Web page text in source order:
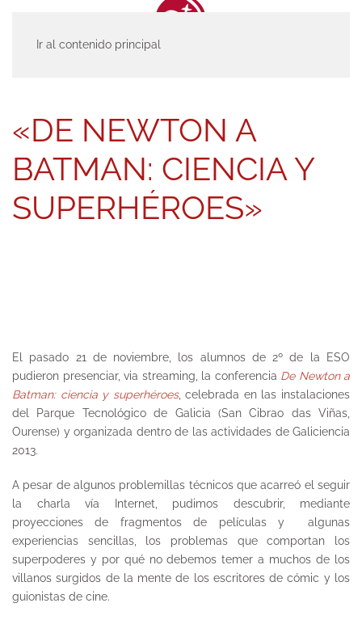
Ir al contenido principal
«DE NEWTON A
BATMAN: CIENCIA Y
SUPERHÉROES»
El pasado 21 de noviembre, los alumnos de 2º de la ESO
pudieron presenciar, via streaming, la conferencia De Newton a
Batman: ciencia y superhéroes, celebrada en las instalaciones
del Parque Tecnológico de Galicia (San Cibrao das Viñas,
Ourense) y organizada dentro de las actividades de Galiciencia
2013.
A pesar de algunos problemillas técnicos que acarreó el seguir
la charla vía Internet, pudimos descubrir, mediante
proyecciones de fragmentos de películas y algunas
experiencias sencillas, los problemas que comportan los
superpoderes y por qué no debemos temer a muchos de los
villanos surgidos de la mente de los escritores de cómic y los
guionistas de cine.